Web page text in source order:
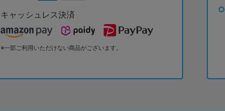
キャッシュレス決済
※一部ご利用いただけない商品がございます。